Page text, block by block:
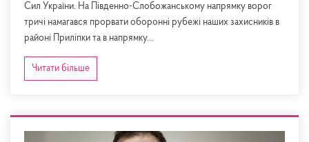
Сил України. На Південно-Слобожанському напрямку ворог
тричі намагався прорвати оборонні рубежі наших захисників в
районі Приліпки та в напрямку...
Читати більше